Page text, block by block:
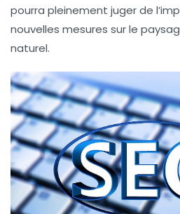
pourra pleinement juger de
nouvelles mesures sur le
naturel.